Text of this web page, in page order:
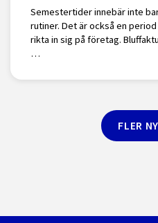
Semestertider innebär inte
rutiner. Det är också en
rikta in sig på företag.
…
FLER